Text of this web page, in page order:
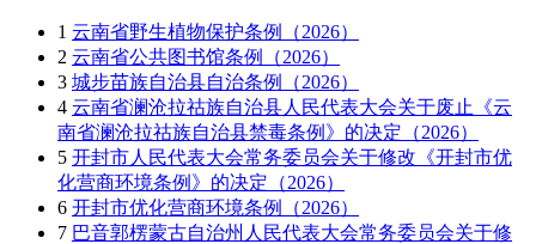
1 云南省野生植物保护条例（2026）
2 云南省公共图书馆条例（2026）
3 城步苗族自治县自治条例（2026）
4 云南省澜沧拉祜族自治县人民代表大会关于废止《云
南省澜沧拉祜族自治县禁毒条例》的决定（2026）
5 开封市人民代表大会常务委员会关于修改《开封市优
化营商环境条例》的决定（2026）
6 开封市优化营商环境条例（2026）
7 巴音郭楞蒙古自治州人民代表大会常务委员会关于修